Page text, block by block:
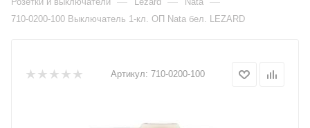
710-0200-100 Выключатель 1-кл. ОП Nata бел. LEZARD
Артикул: 710-0200-100